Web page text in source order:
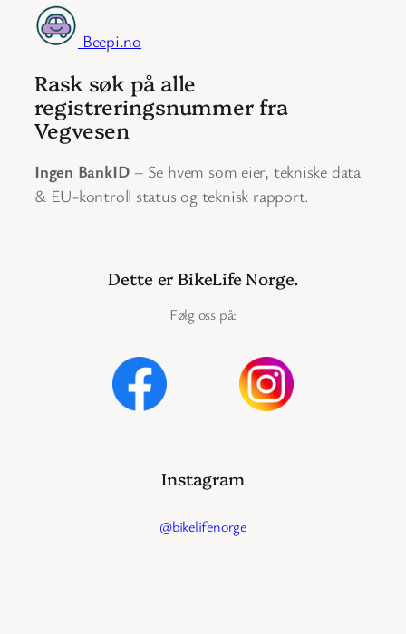
Beepi.no
Rask søk på alle
registreringsnummer fra
Vegvesen
Ingen BankID – Se hvem som eier, tekniske data
& EU-kontroll status og teknisk rapport.
Dette er BikeLife Norge.
Følg oss på:
Instagram
@bikelifenorge